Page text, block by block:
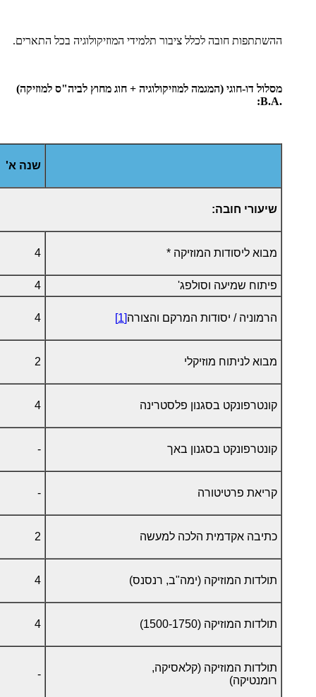
ההשתתפות חובה לכלל ציבור תלמידי המוזיקולוגיה בכל התארים.
מסלול דו-חוגי (המגמה למוזיקולוגיה + חוג מחוץ לביה"ס למוזיקה)
.B.A
:
שנה א'
שיעורי חובה:
מבוא ליסודות המוזיקה * 4
פיתוח שמיעה וסולפג' 4
הרמוניה / יסודות המרקם והצורה[1]
4
מבוא לניתוח מוזיקלי 2
קונטרפונקט בסגנון פלסטרינה 4
קונטרפונקט בסגנון באך -
קריאת פרטיטורה -
כתיבה אקדמית הלכה למעשה 2
תולדות המוזיקה (ימה"ב, רנסנס) 4
תולדות המוזיקה (1500-1750) 4
תולדות המוזיקה (קלאסיקה,
רומנטיקה)
-